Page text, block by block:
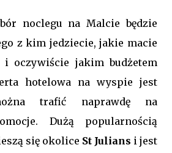
noclegu na Malcie będzie
z kim jedziecie, jakie macie
i oczywiście jakim budżetem
hotelowa na wyspie jest
trafić naprawdę na
Dużą popularnością
się okolice St Julians i jest